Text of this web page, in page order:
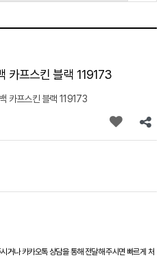
카프스킨 블랙 119173
카프스킨 블랙 119173
거나 카카오톡 상담을 통해 전달해 주시면 빠르게 처